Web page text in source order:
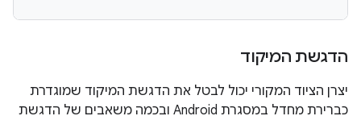
הדגשת המיקוד
יצרן הציוד המקורי יכול לבטל את הדגשת המיקוד שמוגדרת
כברירת מחדל במסגרת Android ובכמה משאבים של הדגשת